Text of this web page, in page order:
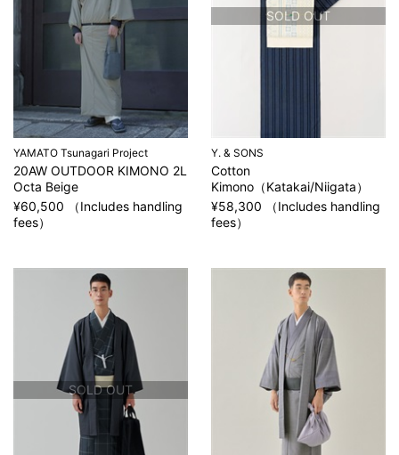
YAMATO Tsunagari Project
20AW OUTDOOR KIMONO 2L
Octa Beige
¥60,500 （Includes handling
fees）
SOLD OUT
Y. & SONS
Cotton
Kimono（Katakai/Niigata）
¥58,300 （Includes handling
fees）
SOLD OUT